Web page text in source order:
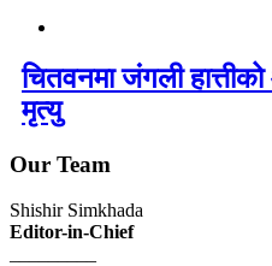
चितवनमा जंगली
मृत्यु
Our Team
Shishir Simkhada
Editor-in-Chief